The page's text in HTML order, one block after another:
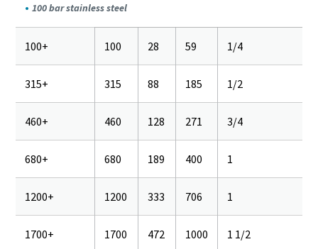
100 bar stainless steel
100+ 100 28 59 1/4
315+ 315 88 185 1/2
460+ 460 128 271 3/4
680+ 680 189 400 1
1200+ 1200 333 706 1
1700+ 1700 472 1000 1 1/2